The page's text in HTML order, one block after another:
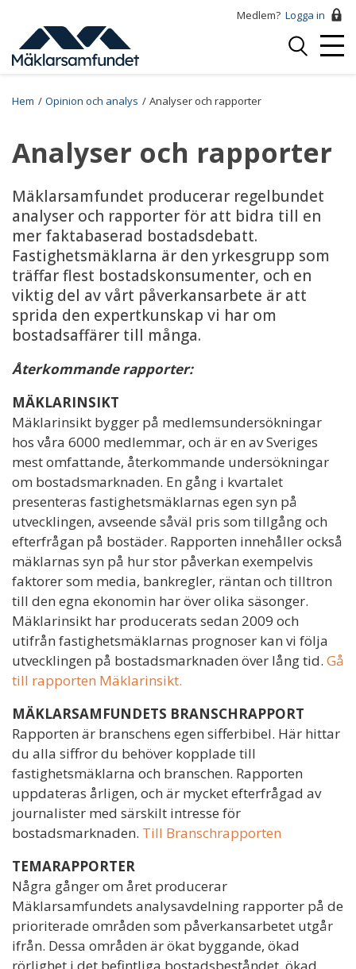
huvudinnehåll
Medlem? Logga in
Logga
Breadcrumb
Hem Opinion och analys Analyser och rapporter
Analyser och rapporter
Mäklarsamfundet producerar regelbundet
analyser och rapporter för att bidra till en
mer faktabaserad bostadsdebatt.
Fastighetsmäklarna är den yrkesgrupp som
träffar flest bostadskonsumenter, och en
viktig del av vårt påverkansarbete är att
sprida den expertkunskap vi har om
bostadsaffärer till många.
Återkommande rapporter:
MÄKLARINSIKT
Mäklarinsikt bygger på medlemsundersökningar
hos våra 6000 medlemmar, och är en av Sveriges
mest omfattande, återkommande undersökningar
om bostadsmarknaden. En gång i kvartalet
presenteras fastighetsmäklarnas egen syn på
utvecklingen, avseende såväl pris som tillgång och
efterfrågan på bostäder. Rapporten innehåller också
mäklarnas syn på hur stor påverkan exempelvis
faktorer som media, bankregler, räntan och tilltron
till den egna ekonomin har över olika säsonger.
Mäklarinsikt har producerats sedan 2009 och
utifrån fastighetsmäklarnas prognoser kan vi följa
utvecklingen på bostadsmarknaden över lång tid. Gå
till rapporten Mäklarinsikt.
MÄKLARSAMFUNDETS BRANSCHRAPPORT
Rapporten är branschens egen sifferbibel. Här hittar
du alla siffror du behöver kopplade till
fastighetsmäklarna och branschen. Rapporten
uppdateras årligen, och är mycket efterfrågad av
journalister med särskilt intresse för
bostadsmarknaden. Till Branschrapporten
TEMARAPPORTER
Några gånger om året producerar
Mäklarsamfundets analysavdelning rapporter på de
prioriterade områden som påverkansarbetet utgår
ifrån. Dessa områden är ökat byggande, ökad
rörlighet i det befintliga bostadsbeståndet, ökad